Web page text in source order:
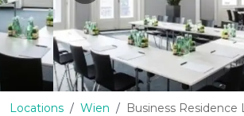
Locations Wien Business Residence